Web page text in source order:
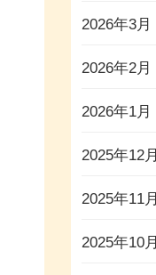
2026年3月
2026年2月
2026年1月
2025年12月
2025年11月
2025年10月